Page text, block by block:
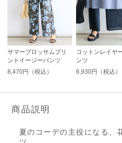
サマーブロッサムプリ
ントイージーパンツ
8,470円（税込）
コットンレイヤ
ンツ
6,930円（税込）
商品説明
夏のコーデの主役になる、